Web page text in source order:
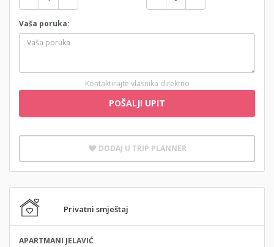
Vaša poruka:
Kontaktirajte vlasnika direktno
POŠALJI UPIT
DODAJ U TRIP PLANNER
Privatni smještaj
APARTMANI JELAVIĆ